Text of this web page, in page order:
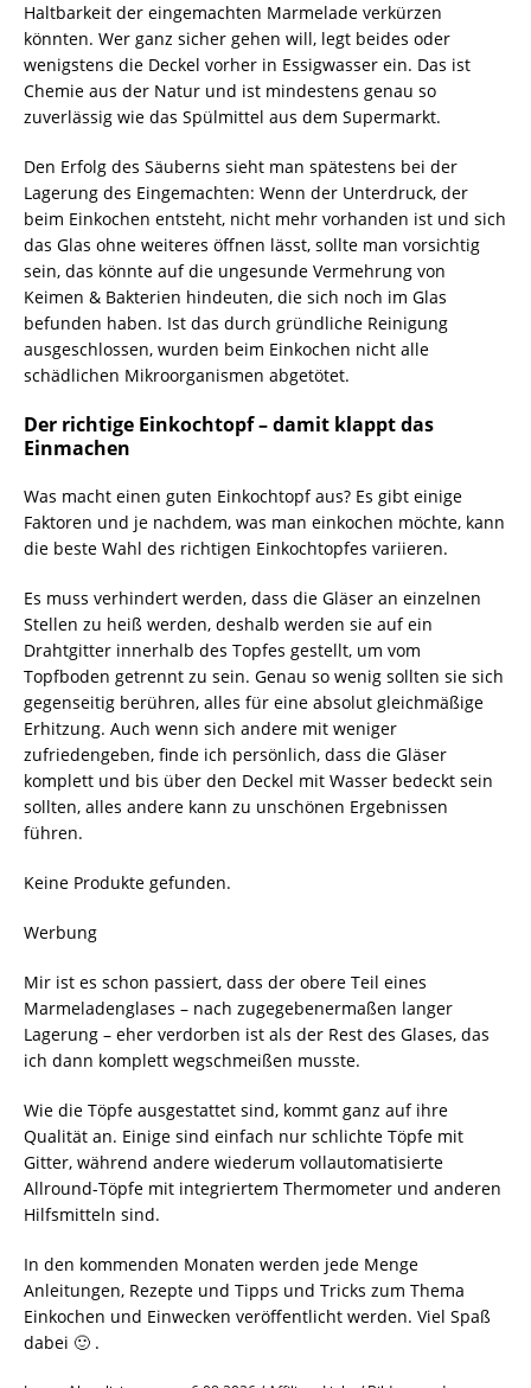
Haltbarkeit der eingemachten Marmelade verkürzen
könnten. Wer ganz sicher gehen will, legt beides oder
wenigstens die Deckel vorher in Essigwasser ein. Das ist
Chemie aus der Natur und ist mindestens genau so
zuverlässig wie das Spülmittel aus dem Supermarkt.
Den Erfolg des Säuberns sieht man spätestens bei der
Lagerung des Eingemachten: Wenn der Unterdruck, der
beim Einkochen entsteht, nicht mehr vorhanden ist und sich
das Glas ohne weiteres öffnen lässt, sollte man vorsichtig
sein, das könnte auf die ungesunde Vermehrung von
Keimen & Bakterien hindeuten, die sich noch im Glas
befunden haben. Ist das durch gründliche Reinigung
ausgeschlossen, wurden beim Einkochen nicht alle
schädlichen Mikroorganismen abgetötet.
Der richtige Einkochtopf – damit klappt das
Einmachen
Was macht einen guten Einkochtopf aus? Es gibt einige
Faktoren und je nachdem, was man einkochen möchte, kann
die beste Wahl des richtigen Einkochtopfes variieren.
Es muss verhindert werden, dass die Gläser an einzelnen
Stellen zu heiß werden, deshalb werden sie auf ein
Drahtgitter innerhalb des Topfes gestellt, um vom
Topfboden getrennt zu sein. Genau so wenig sollten sie sich
gegenseitig berühren, alles für eine absolut gleichmäßige
Erhitzung. Auch wenn sich andere mit weniger
zufriedengeben, finde ich persönlich, dass die Gläser
komplett und bis über den Deckel mit Wasser bedeckt sein
sollten, alles andere kann zu unschönen Ergebnissen
führen.
Keine Produkte gefunden.
Werbung
Mir ist es schon passiert, dass der obere Teil eines
Marmeladenglases – nach zugegebenermaßen langer
Lagerung – eher verdorben ist als der Rest des Glases, das
ich dann komplett wegschmeißen musste.
Wie die Töpfe ausgestattet sind, kommt ganz auf ihre
Qualität an. Einige sind einfach nur schlichte Töpfe mit
Gitter, während andere wiederum vollautomatisierte
Allround-Töpfe mit integriertem Thermometer und anderen
Hilfsmitteln sind.
In den kommenden Monaten werden jede Menge
Anleitungen, Rezepte und Tipps und Tricks zum Thema
Einkochen und Einwecken veröffentlicht werden. Viel Spaß
dabei 🙂 .